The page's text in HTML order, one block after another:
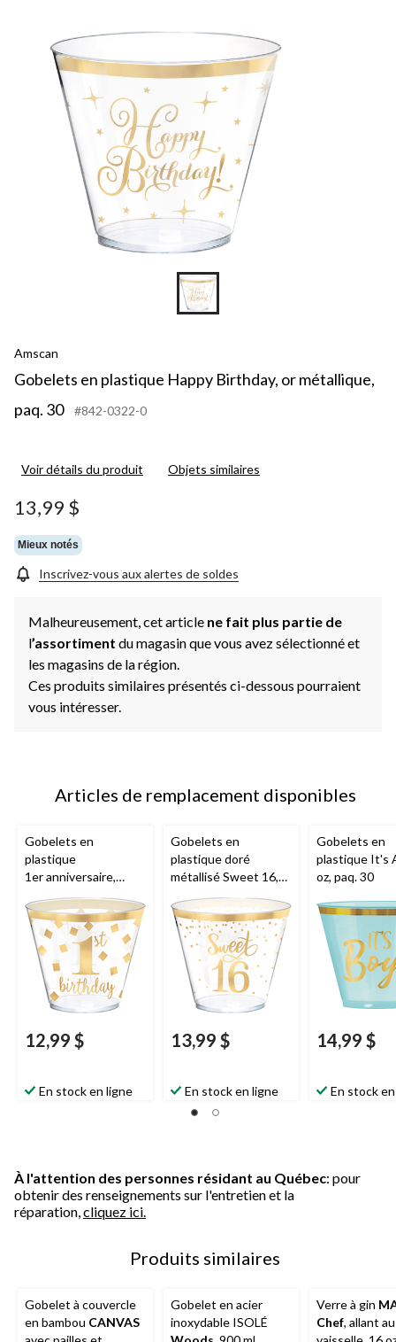
Amscan
Gobelets en plastique Happy Birthday, or métallique,
paq. 30
#842-0322-0
Voir détails du produit Objets similaires
13,99 $
Mieux notés
Inscrivez-vous aux alertes de soldes
Malheureusement, cet article ne fait plus partie de
l’assortiment du magasin que vous avez sélectionné et
les magasins de la région.
Ces produits similaires présentés ci-dessous pourraient
vous intéresser.
Articles de remplacement disponibles
Gobelets en
plastique
1er anniversaire,
transparent avec
motif de confettis
dorés métallisés, 9 oz,
paq. 30
12,99 $
En stock en ligne
Gobelets en
plastique doré
métallisé Sweet 16,
13,99 $
En stock en ligne
Gobelets en
plastique It's
oz, paq. 30
14,99 $
En stock
À l'attention des personnes résidant au Québec: pour
obtenir des renseignements sur l'entretien et la
réparation, cliquez ici.
Produits similaires
Gobelet à couvercle
en bambou CANVAS
Gobelet en acier
inoxydable ISOLÉ
Verre à gin
Chef, allant